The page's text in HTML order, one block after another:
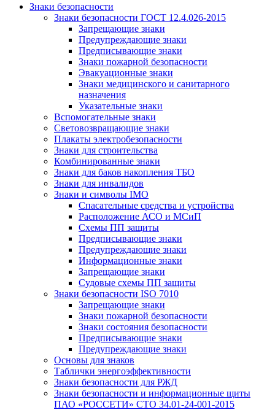
Знаки безопасности
Знаки безопасности ГОСТ 12.4.026-2015
Запрещающие знаки
Предупреждающие знаки
Предписывающие знаки
Знаки пожарной безопасности
Эвакуационные знаки
Знаки медицинского и санитарного
назначения
Указательные знаки
Вспомогательные знаки
Световозвращающие знаки
Плакаты электробезопасности
Знаки для строительства
Комбинированные знаки
Знаки для баков накопления ТБО
Знаки для инвалидов
Знаки и символы IMO
Спасательные средства и устройства
Расположение АСО и МСиП
Схемы ПП защиты
Предписывающие знаки
Предупреждающие знаки
Информационные знаки
Запрещающие знаки
Судовые схемы ПП защиты
Знаки безопасности ISO 7010
Запрещающие знаки
Знаки пожарной безопасности
Знаки состояния безопасности
Предписывающие знаки
Предупреждающие знаки
Основы для знаков
Таблички энергоэффективности
Знаки безопасности для РЖД
Знаки безопасности и информационные щиты
ПАО «РОССЕТИ» СТО 34.01-24-001-2015